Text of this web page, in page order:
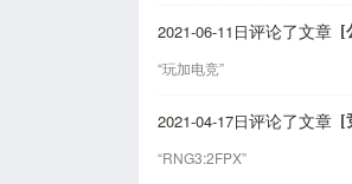
2021-06-11日评论了文章 [
“玩加电竞”
2021-04-17日评论了文章 [
“RNG3:2FPX”